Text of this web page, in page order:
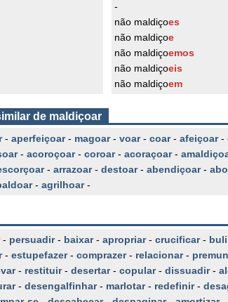
-
não maldiçoes
não maldiçoe
não maldiçoemos
não maldiçoeis
não maldiçoem
de maldiçoar
- aperfeiçoar- magoar- voar- coar- afeiçoar-
- acoroçoar- coroar- acoraçoar-
- arrazoar- destoar- abendiçoar-
- agrilhoar-
- persuadir- baixar- apropriar- crucificar-
- estupefazer- comprazer- relacionar-
- restituir- desertar- copular- dissuadir-
- desengalfinhar- marlotar- redefinir-